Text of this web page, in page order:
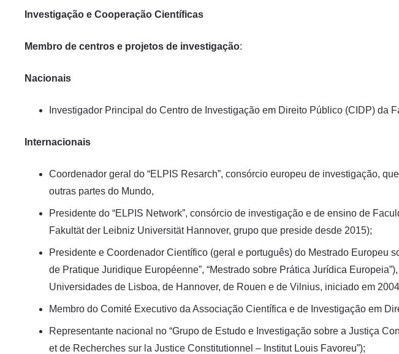
Investigação e Cooperação Científicas
Membro de centros e projetos de investigação:
Nacionais
Investigador Principal do Centro de Investigação em Direito Público (CIDP) da
Internacionais
Coordenador geral do “ELPIS Resarch”, consórcio europeu de investigação,
outras partes do Mundo,
Presidente do “ELPIS Network”, consórcio de investigação e de ensino de
Fakultät der Leibniz Universität Hannover, grupo que preside desde 2015);
Presidente e Coordenador Científico (geral e português) do Mestrado Europeu
de Pratique Juridique Européenne”, “Mestrado sobre Prática Jurídica
Universidades de Lisboa, de Hannover, de Rouen e de Vilnius, iniciado em
Membro do Comité Executivo da Associação Científica e de Investigação em
Representante nacional no “Grupo de Estudo e Investigação sobre a Justiça
et de Recherches sur la Justice Constitutionnel – Institut Louis Favoreu”);